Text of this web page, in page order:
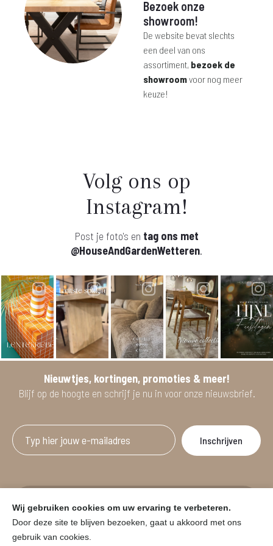
Bezoek onze
showroom!
De website bevat slechts
een deel van ons
assortiment, bezoek de
showroomvoor nog meer
keuze!
Volg ons op
Instagram!
Post je foto's en tag ons met
@HouseAndGardenWetteren.
Nieuwtjes, kortingen, promoties & meer!
Blijf op de hoogte en schrijf je nu in voor onze nieuwsbrief.
vanaf minimum 2 willekeurige artikelen.
Wij gebruiken cookies om uw ervaring te verbeteren.
Door deze site te blijven bezoeken, gaat u akkoord met ons
gebruik van cookies.